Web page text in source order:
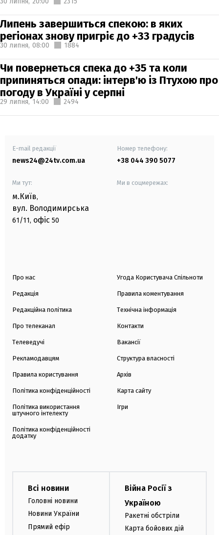
Липень завершиться спекою: в яких
регіонах знову пригріє до +33 градусів
30 липня, 08:00 1884
Чи повернеться спека до +35 та коли
припиняться опади: інтерв'ю із Птухою про
погоду в Україні у серпні
29 липня, 14:00 2494
E-mail редакції
news24@24tv.com.ua
Номер телефону:
+38 044 390 5077
Ми тут:
м.Київ,
вул. Володимирська
61/11, офіс 50
Ми в соцмережах:
Про нас
Редакція
Редакційна політика
Про телеканал
Телеведучі
Рекламодавцям
Правила користування
Політика конфіденційності
Політика використання
штучного інтелекту
Політика конфіденційності
додатку
Угода Користувача Спільноти
Правила коментування
Технічна інформація
Контакти
Вакансії
Структура власності
Архів
Карта сайту
Ігри
Всі новини
Головні новини
Новини України
Прямий ефір
Війна Росії з
Україною
Ракетні обстріли
Карта бойових дій